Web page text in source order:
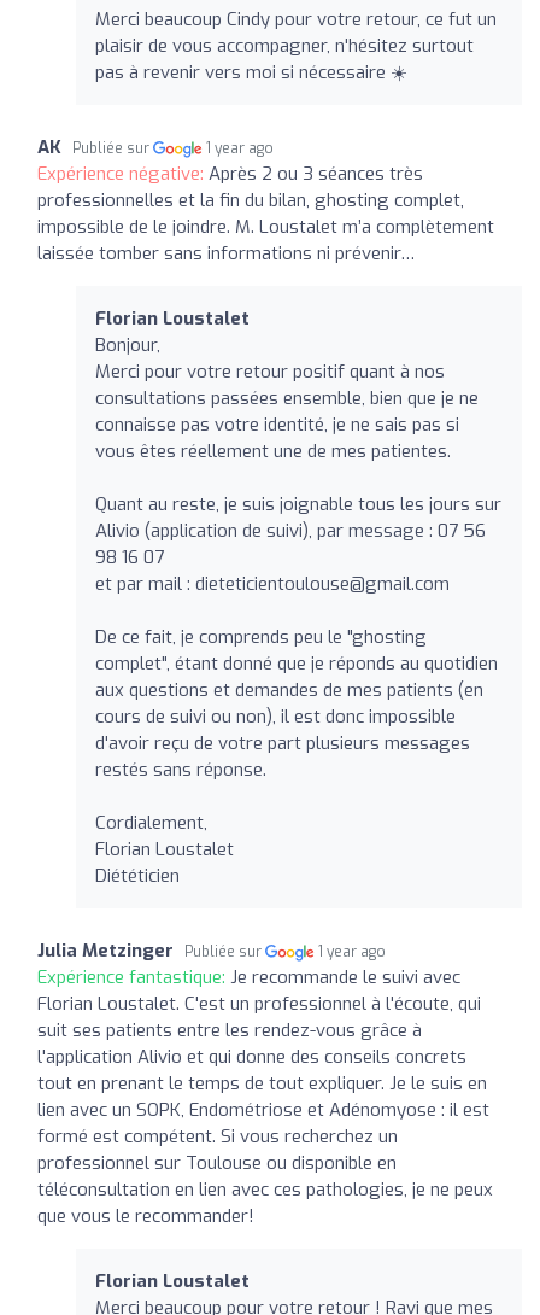
Merci beaucoup Cindy pour votre retour, ce fut un
plaisir de vous accompagner, n'hésitez surtout
pas à revenir vers moi si nécessaire ☀️
AK Publiée sur 1 year ago
Expérience négative: Après 2 ou 3 séances très
professionnelles et la fin du bilan, ghosting complet,
impossible de le joindre. M. Loustalet m’a complètement
laissée tomber sans informations ni prévenir…
Florian Loustalet
Bonjour,
Merci pour votre retour positif quant à nos
consultations passées ensemble, bien que je ne
connaisse pas votre identité, je ne sais pas si
vous êtes réellement une de mes patientes.
Quant au reste, je suis joignable tous les jours sur
Alivio (application de suivi), par message : 07 56
98 16 07
et par mail : dieteticientoulouse@gmail.com
De ce fait, je comprends peu le "ghosting
complet", étant donné que je réponds au quotidien
aux questions et demandes de mes patients (en
cours de suivi ou non), il est donc impossible
d'avoir reçu de votre part plusieurs messages
restés sans réponse.
Cordialement,
Florian Loustalet
Diététicien
Julia Metzinger Publiée sur 1 year ago
Expérience fantastique: Je recommande le suivi avec
Florian Loustalet. C'est un professionnel à l'écoute, qui
suit ses patients entre les rendez-vous grâce à
l'application Alivio et qui donne des conseils concrets
tout en prenant le temps de tout expliquer. Je le suis en
lien avec un SOPK, Endométriose et Adénomyose : il est
formé est compétent. Si vous recherchez un
professionnel sur Toulouse ou disponible en
téléconsultation en lien avec ces pathologies, je ne peux
que vous le recommander!
Florian Loustalet
Merci beaucoup pour votre retour ! Ravi que mes